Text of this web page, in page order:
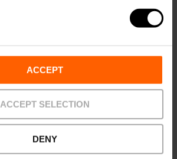
ACCEPT
ACCEPT SELECTION
DENY